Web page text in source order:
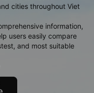
cities throughout Viet
information,
users easily compare
and most suitable